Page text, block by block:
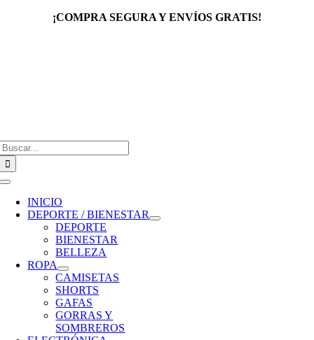
¡COMPRA SEGURA Y ENVÍOS GRATIS!
Toggle
Navigation
INICIO
DEPORTE / BIENESTAR
DEPORTE
BIENESTAR
BELLEZA
ROPA
CAMISETAS
SHORTS
GAFAS
GORRAS Y
SOMBREROS